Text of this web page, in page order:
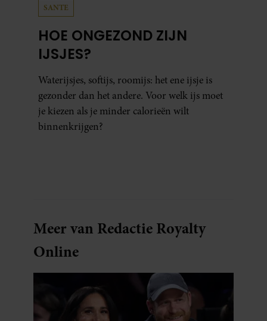
SANTE
HOE ONGEZOND ZIJN
IJSJES?
Waterijsjes, softijs, roomijs: het ene ijsje is
gezonder dan het andere. Voor welk ijs moet
je kiezen als je minder calorieën wilt
binnenkrijgen?
Meer van Redactie Royalty
Online